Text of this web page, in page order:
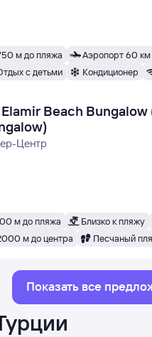
м до пляжа Аэропорт 60 км
с детьми
Кондиционер
Elamir Beach
Центр
м до пляжа Близко к пляжу
м до центра
Песчаный
Показать все